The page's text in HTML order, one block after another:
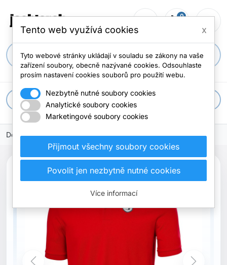
search
person_outline shopping_cart
0 menu
apps Všechny kategorie
Domů
Previous Next
Tento web využívá cookies x
Tyto webové stránky ukládají v souladu se zákony na vaše
zařízení soubory, obecně nazývané cookies. Odsouhlaste
prosím nastavení cookies souborů pro použití webu.
Nezbytně nutné soubory cookies
Analytické soubory cookies
Marketingové soubory cookies
Přijmout všechny soubory cookies
Povolit jen nezbytně nutné cookies
Více informací